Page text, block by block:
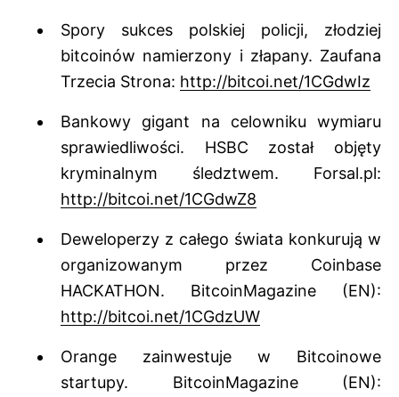
Spory sukces polskiej policji, złodziej
bitcoinów namierzony i złapany. Zaufana
Trzecia Strona: http://bitcoi.net/1CGdwIz
Bankowy gigant na celowniku wymiaru
sprawiedliwości. HSBC został objęty
kryminalnym śledztwem. Forsal.pl:
http://bitcoi.net/1CGdwZ8
Deweloperzy z całego świata konkurują w
organizowanym przez Coinbase
HACKATHON. BitcoinMagazine (EN):
http://bitcoi.net/1CGdzUW
Orange zainwestuje w Bitcoinowe
startupy. BitcoinMagazine (EN):